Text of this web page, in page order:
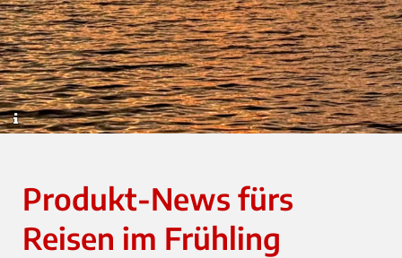
Produkt-News fürs
Reisen im Frühling